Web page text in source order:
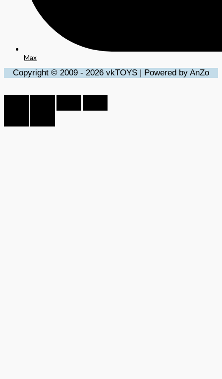
Max
Copyright © 2009 - 2026 vkTOYS | Powered by AnZo